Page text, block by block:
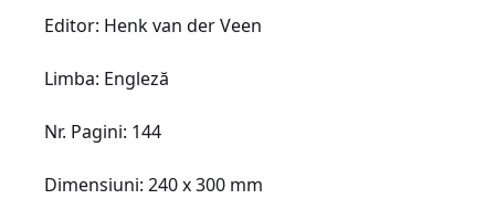
Editor: Henk van der Veen
Limba: Engleză
Nr. Pagini: 144
Dimensiuni: 240 x 300 mm